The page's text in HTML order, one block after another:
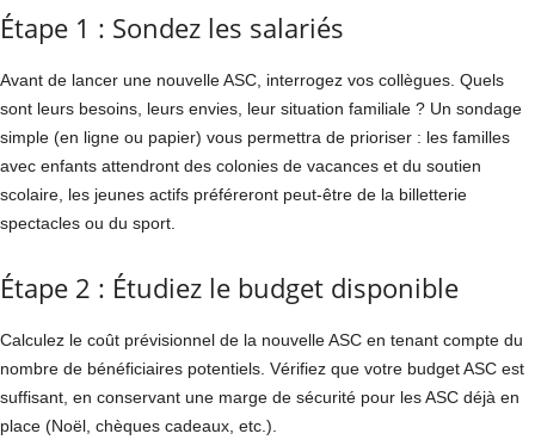
Étape 1 : Sondez les salariés
Avant de lancer une nouvelle ASC, interrogez vos collègues. Quels
sont leurs besoins, leurs envies, leur situation familiale ? Un sondage
simple (en ligne ou papier) vous permettra de prioriser : les familles
avec enfants attendront des colonies de vacances et du soutien
scolaire, les jeunes actifs préféreront peut-être de la billetterie
spectacles ou du sport.
Étape 2 : Étudiez le budget disponible
Calculez le coût prévisionnel de la nouvelle ASC en tenant compte du
nombre de bénéficiaires potentiels. Vérifiez que votre budget ASC est
suffisant, en conservant une marge de sécurité pour les ASC déjà en
place (Noël, chèques cadeaux, etc.).